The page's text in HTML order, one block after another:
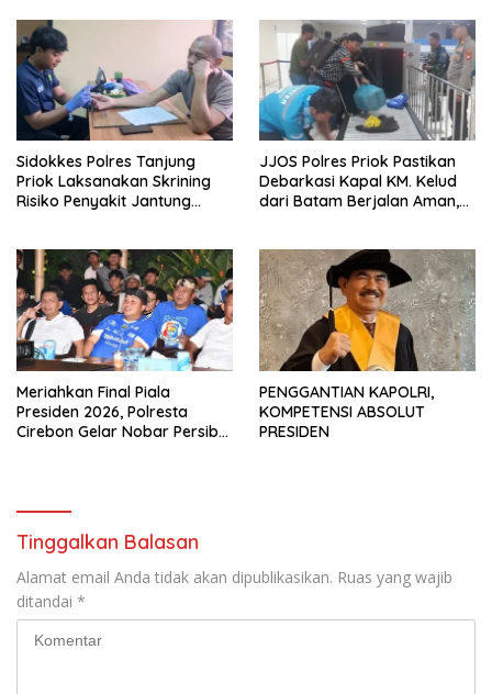
Sidokkes Polres Tanjung
Priok Laksanakan Skrining
Risiko Penyakit Jantung
JJOS Polres Priok Pastikan
Debarkasi Kapal KM. Kelud
dari Batam Berjalan Aman,
Meriahkan Final Piala
Presiden 2026, Polresta
Cirebon Gelar Nobar Persib
PENGGANTIAN KAPOLRI,
KOMPETENSI ABSOLUT
PRESIDEN
Tinggalkan Balasan
Alamat email Anda tidak akan dipublikasikan. Ruas yang wajib
ditandai *